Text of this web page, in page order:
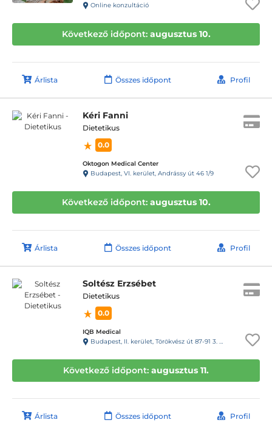
Online konzultáció
Következő időpont: augusztus 10.
Árlista Összes időpont Profil
Kéri Fanni
Dietetikus
0.0
Oktogon Medical Center
Budapest, VI. kerület, Andrássy út 46 1/9
Következő időpont: augusztus 10.
Árlista Összes időpont Profil
Soltész Erzsébet
Dietetikus
0.0
IQB Medical
Budapest, II. kerület, Törökvész út 87-91 3. emelet 220 (Rózsadomb center a posta mellett)
Következő időpont: augusztus 11.
Árlista Összes időpont Profil